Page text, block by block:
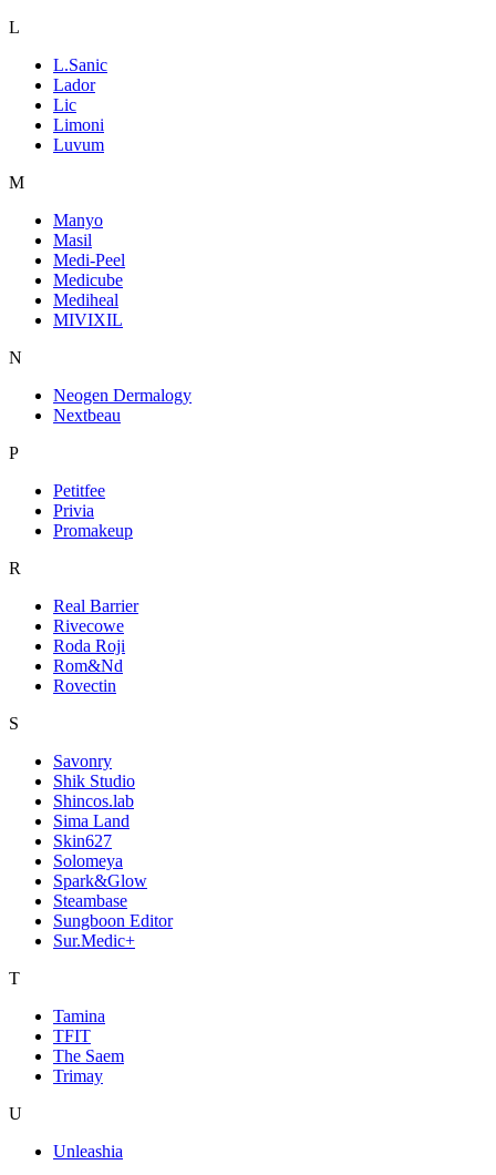
L
L.Sanic
Lador
Lic
Limoni
Luvum
M
Manyo
Masil
Medi-Peel
Medicube
Mediheal
MIVIXIL
N
Neogen Dermalogy
Nextbeau
P
Petitfee
Privia
Promakeup
R
Real Barrier
Rivecowe
Roda Roji
Rom&Nd
Rovectin
S
Savonry
Shik Studio
Shincos.lab
Sima Land
Skin627
Solomeya
Spark&Glow
Steambase
Sungboon Editor
Sur.Medic+
T
Tamina
TFIT
The Saem
Trimay
U
Unleashia